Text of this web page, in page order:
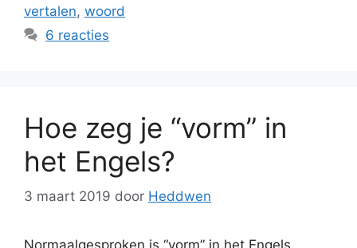
vertalen, woord
6 reacties
Hoe zeg je “vorm” in
het Engels?
3 maart 2019 door Heddwen
Normaalgesproken is “vorm” in het Engels